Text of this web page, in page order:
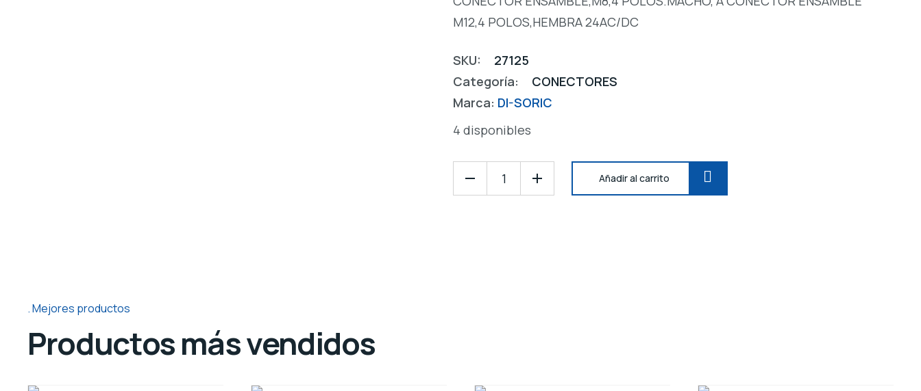
M12,4 POLOS,HEMBRA 24AC/DC
SKU:
27125
Categoría:
CONECTORES
Marca: DI-SORIC
4 disponibles
Añadir al carrito
Mejores productos
Productos más vendidos